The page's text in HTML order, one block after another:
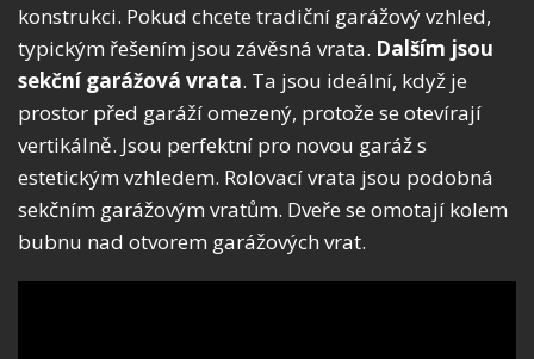
konstrukci. Pokud chcete tradiční garážový vzhled,
typickým řešením jsou závěsná vrata. Dalším jsou
sekční garážová vrata. Ta jsou ideální, když je
prostor před garáží omezený, protože se otevírají
vertikálně. Jsou perfektní pro novou garáž s
estetickým vzhledem. Rolovací vrata jsou podobná
sekčním garážovým vratům. Dveře se omotají kolem
bubnu nad otvorem garážových vrat.